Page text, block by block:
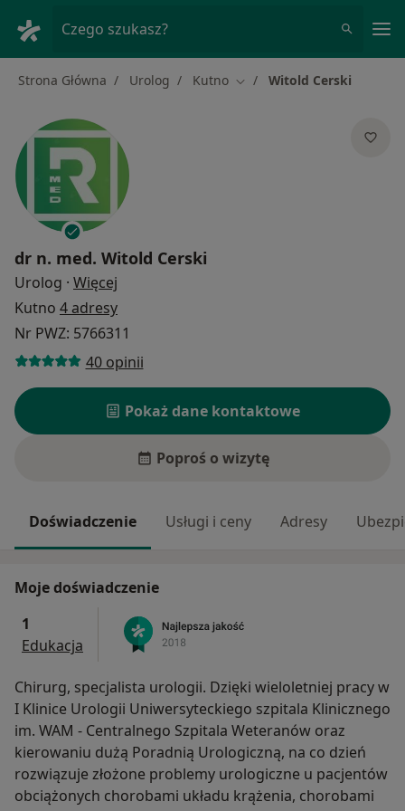
Czego szukasz?
Strona Główna Urolog Kutno Zmień miasto
Witold Cerski
dr n. med. Witold Cerski
Urolog · Więcej
Kutno 4 adresy
Nr PWZ: 5766311
40 opinii
Pokaż dane kontaktowe
Poproś o wizytę
Doświadczenie Usługi i ceny Adresy
Moje doświadczenie
1
Edukacja
Chirurg, specjalista urologii. Dzięki wieloletniej pracy w
I Klinice Urologii Uniwersyteckiego szpitala Klinicznego
im. WAM - Centralnego Szpitala Weteranów oraz
kierowaniu dużą Poradnią Urologiczną, na co dzień
rozwiązuje złożone problemy urologiczne u pacjentów
obciążonych chorobami układu krążenia, chorobami